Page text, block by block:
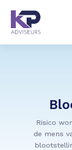
Risico
de mens